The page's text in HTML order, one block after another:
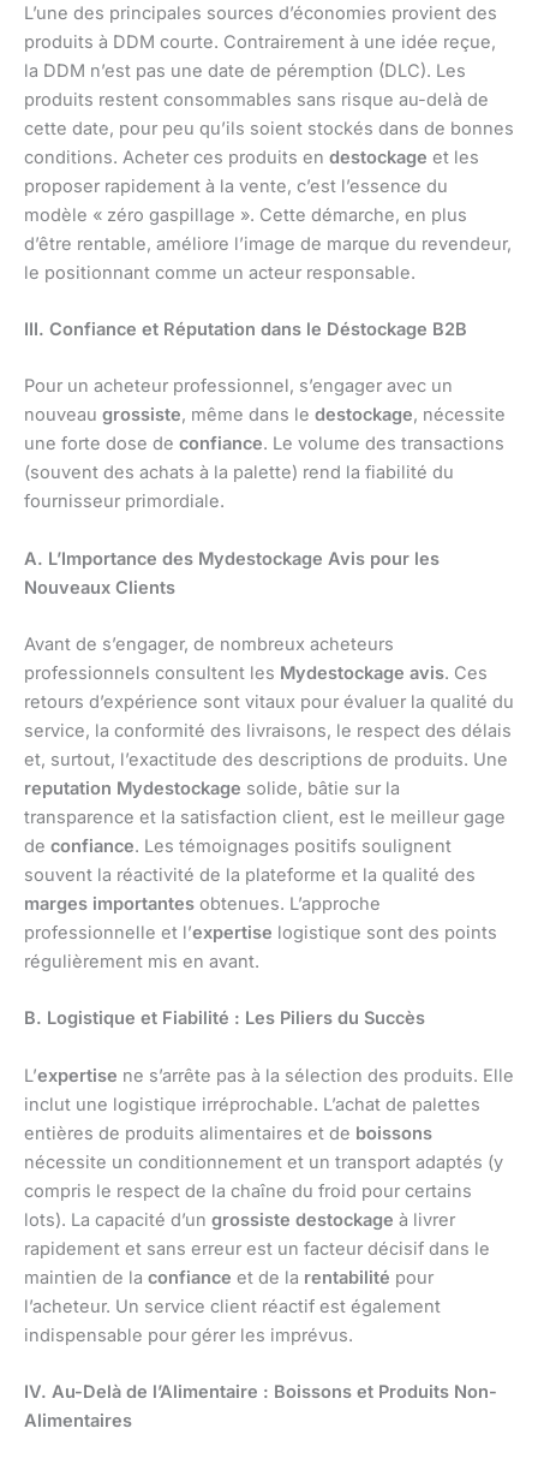
L’une des principales sources d’économies provient des
produits à DDM courte. Contrairement à une idée reçue,
la DDM n’est pas une date de péremption (DLC). Les
produits restent consommables sans risque au-delà de
cette date, pour peu qu’ils soient stockés dans de bonnes
conditions. Acheter ces produits en destockage et les
proposer rapidement à la vente, c’est l’essence du
modèle « zéro gaspillage ». Cette démarche, en plus
d’être rentable, améliore l’image de marque du revendeur,
le positionnant comme un acteur responsable.
III. Confiance et Réputation dans le Déstockage B2B
Pour un acheteur professionnel, s’engager avec un
nouveau grossiste, même dans le destockage, nécessite
une forte dose de confiance. Le volume des transactions
(souvent des achats à la palette) rend la fiabilité du
fournisseur primordiale.
A. L’Importance des Mydestockage Avis pour les
Nouveaux Clients
Avant de s’engager, de nombreux acheteurs
professionnels consultent les Mydestockage avis. Ces
retours d’expérience sont vitaux pour évaluer la qualité du
service, la conformité des livraisons, le respect des délais
et, surtout, l’exactitude des descriptions de produits. Une
reputation Mydestockage solide, bâtie sur la
transparence et la satisfaction client, est le meilleur gage
de confiance. Les témoignages positifs soulignent
souvent la réactivité de la plateforme et la qualité des
marges importantes obtenues. L’approche
professionnelle et l’expertise logistique sont des points
régulièrement mis en avant.
B. Logistique et Fiabilité : Les Piliers du Succès
L’expertise ne s’arrête pas à la sélection des produits. Elle
inclut une logistique irréprochable. L’achat de palettes
entières de produits alimentaires et de boissons
nécessite un conditionnement et un transport adaptés (y
compris le respect de la chaîne du froid pour certains
lots). La capacité d’un grossiste destockage à livrer
rapidement et sans erreur est un facteur décisif dans le
maintien de la confiance et de la rentabilité pour
l’acheteur. Un service client réactif est également
indispensable pour gérer les imprévus.
IV. Au-Delà de l’Alimentaire : Boissons et Produits Non-
Alimentaires